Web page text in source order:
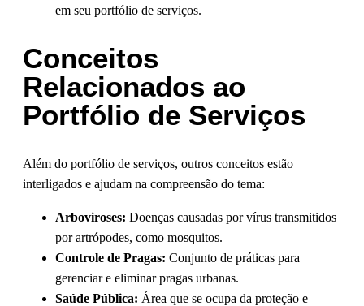
em seu portfólio de serviços.
Conceitos
Relacionados ao
Portfólio de Serviços
Além do portfólio de serviços, outros conceitos estão
interligados e ajudam na compreensão do tema:
Arboviroses: Doenças causadas por vírus transmitidos
por artrópodes, como mosquitos.
Controle de Pragas: Conjunto de práticas para
gerenciar e eliminar pragas urbanas.
Saúde Pública: Área que se ocupa da proteção e